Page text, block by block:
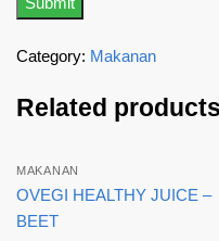
Category: Makanan
Related products
MAKANAN
OVEGI HEALTHY JUICE –
BEET